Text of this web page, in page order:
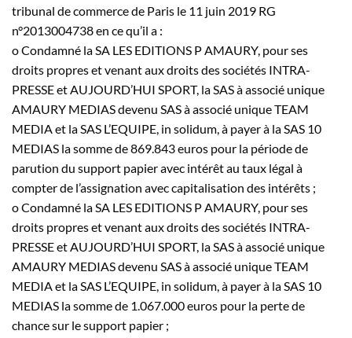
tribunal de commerce de Paris le 11 juin 2019 RG
n°2013004738 en ce qu’il a :
o Condamné la SA LES EDITIONS P AMAURY, pour ses
droits propres et venant aux droits des sociétés INTRA-
PRESSE et AUJOURD’HUI SPORT, la SAS à associé unique
AMAURY MEDIAS devenu SAS à associé unique TEAM
MEDIA et la SAS L’EQUIPE, in solidum, à payer à la SAS 10
MEDIAS la somme de 869.843 euros pour la période de
parution du support papier avec intérêt au taux légal à
compter de l’assignation avec capitalisation des intérêts ;
o Condamné la SA LES EDITIONS P AMAURY, pour ses
droits propres et venant aux droits des sociétés INTRA-
PRESSE et AUJOURD’HUI SPORT, la SAS à associé unique
AMAURY MEDIAS devenu SAS à associé unique TEAM
MEDIA et la SAS L’EQUIPE, in solidum, à payer à la SAS 10
MEDIAS la somme de 1.067.000 euros pour la perte de
chance sur le support papier ;